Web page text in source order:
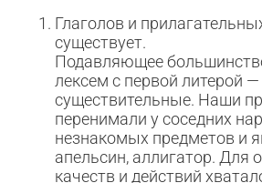
Глаголов и
существует.
Подавляющее
лексем с первой литерой
существительные. Наши
перенимали у соседних
незнакомых предметов и
апельсин, аллигатор. Для
качеств и действий